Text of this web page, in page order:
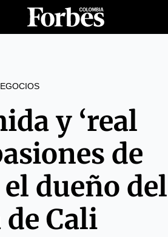
y ‘real
de
dueño del
Cali